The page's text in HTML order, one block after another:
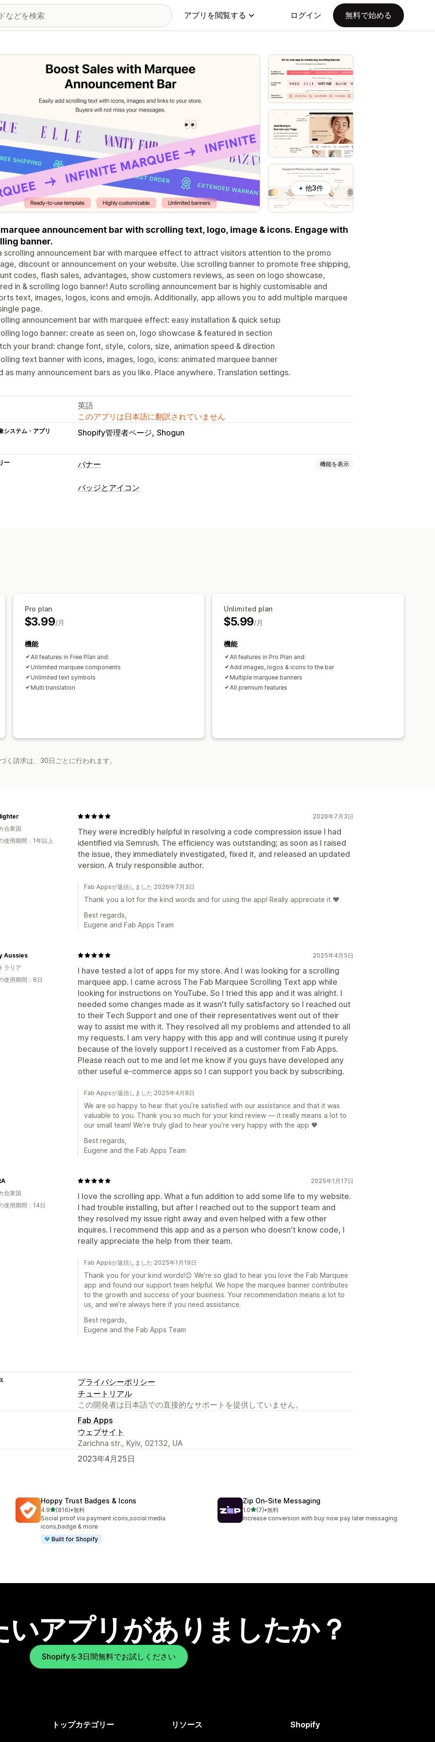
アプリを閲覧する ログイン 無料で始める
画像ギャラリー
+ 他3件
announcement bar with scrolling text, logo, image & icons. Engage with
banner.
scrolling announcement bar with marquee effect to attract visitors attention to the promo
discount or announcement on your website. Use scrolling banner to promote free shipping,
codes, flash sales, advantages, show customers reviews, as seen on logo showcase,
in & scrolling logo banner! Auto scrolling announcement bar is highly customisable and
text, images, logos, icons and emojis. Additionally, app allows you to add multiple marquee
page.
announcement bar with marquee effect: easy installation & quick setup
logo banner: create as seen on, logo showcase & featured in section
your brand: change font, style, colors, size, animation speed & direction
text banner with icons, images, logo, icons: animated marquee banner
as many announcement bars as you like. Place anywhere. Translation settings.
英語
このアプリは日本語に翻訳されていません
システム・アプリ Shopify管理者ページ Shogun
ー バナー 機能を表示
バナータイプ
バッジとアイコン
Pro plan
$3.99/月
機能
All features in Free Plan and:
Unlimited marquee components
Unlimited text symbols
Multi translation
Unlimited plan
$5.99/月
機能
All features in Pro Plan and:
Add images, logos & icons to the bar
Multiple marquee banners
All premium features
く請求は、30日ごとに行われます。
2026年7月3日
They were incredibly helpful in resolving a code compression issue I had
identified via Semrush. The efficiency was outstanding; as soon as I raised
the issue, they immediately investigated, fixed it, and released an updated
version. A truly responsible author.
合衆国
使用期間：1年以上
Fab Appsが返信しました 2026年7月3日
Thank you a lot for the kind words and for using the app! Really appreciate it ❤️
Best regards,
Eugene and Fab Apps Team
2025年4月5日
I have tested a lot of apps for my store. And I was looking for a scrolling
marquee app. I came across The Fab Marquee Scrolling Text app while
looking for instructions on YouTube. So I tried this app and it was alright. I
needed some changes made as it wasn't fully satisfactory so I reached out
to their Tech Support and one of their representatives went out of their
way to assist me with it. They resolved all my problems and attended to all
my requests. I am very happy with this app and will continue using it purely
because of the lovely support I received as a customer from Fab Apps.
Please reach out to me and let me know if you guys have developed any
other useful e-commerce apps so I can support you back by subscribing.
Aussies
ラリア
使用期間：6日
Fab Appsが返信しました 2025年4月8日
We are so happy to hear that you’re satisfied with our assistance and that it was
valuable to you. Thank you so much for your kind review — it really means a lot to
our small team! We’re truly glad to hear you’re very happy with the app 🖤
Best regards,
Eugene and the Fab Apps Team
2025年1月17日
I love the scrolling app. What a fun addition to add some life to my website.
I had trouble installing, but after I reached out to the support team and
they resolved my issue right away and even helped with a few other
inquires. I recommend this app and as a person who doesn't know code, I
really appreciate the help from their team.
合衆国
使用期間：14日
Fab Appsが返信しました 2025年1月19日
Thank you for your kind words!😊 We’re so glad to hear you love the Fab Marquee
app and found our support team helpful. We hope the marquee banner contributes
to the growth and success of your business. Your recommendation means a lot to
us, and we’re always here if you need assistance.
Best regards,
Eugene and the Fab Apps Team
プライバシーポリシー
チュートリアル
この開発者は日本語での直接的なサポートを提供していません。
Fab Apps
ウェブサイト
Zarichna str., Kyiv, 02132, UA
2023年4月25日
Hoppy Trust Badges & Icons
4.95つ星中
(816)
合計レビュー数：816件
•無料
Social proof via payment icons,social media
icons,badge & more
Built for Shopify
Zip On‑Site Messaging
1.05つ星中
(7)
合計レビュー数：7件
•無料
Increase conversion with buy now pay later messaging.
アプリがありましたか？
Shopifyを3日間無料でお試しください
トップカテゴリー リソース Shopify